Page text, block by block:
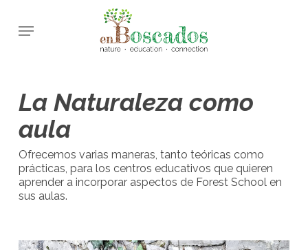
Menu
La Naturaleza como
aula
Ofrecemos varias maneras, tanto teóricas como
prácticas, para los centros educativos que quieren
aprender a incorporar aspectos de Forest School en
sus aulas.